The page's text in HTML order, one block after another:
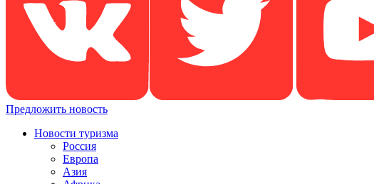
Предложить новость
Новости туризма
Россия
Европа
Азия